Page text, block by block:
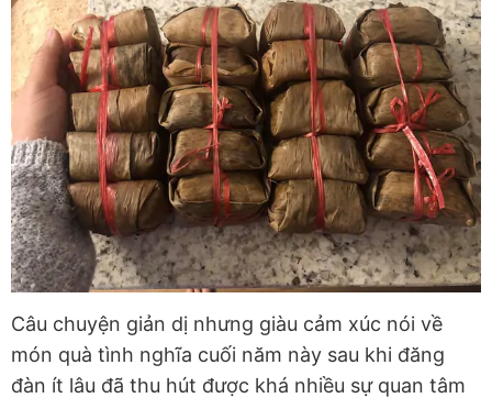
Câu chuyện giản dị nhưng giàu cảm xúc nói về
món quà tình nghĩa cuối năm này sau khi đăng
đàn ít lâu đã thu hút được khá nhiều sự quan tâm